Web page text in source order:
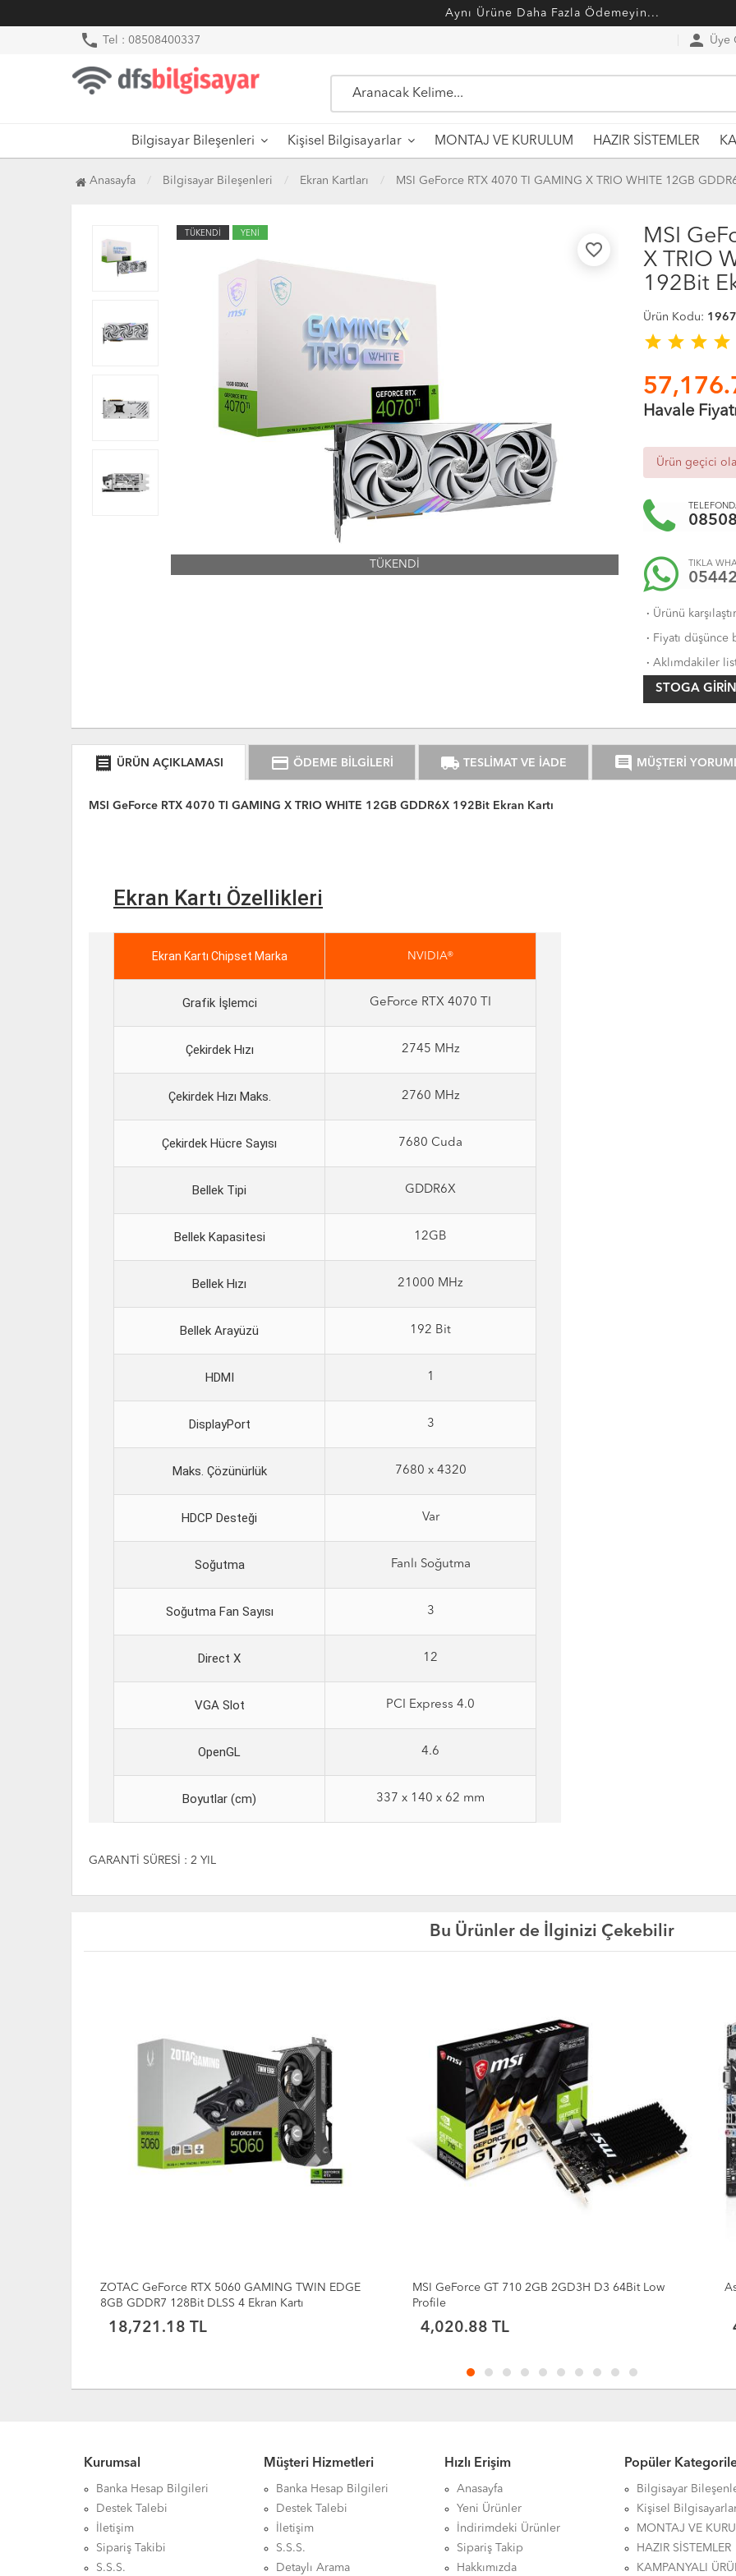
Aynı Ürüne Daha Fazla Ödemeyin...
phone Tel : 08508400337 person Üye
Bilgisayar Bileşenleri Kişisel Bilgisayarlar MONTAJ VE KURULUM HAZIR SİSTEMLER
Anasayfa Bilgisayar Bileşenleri Ekran Kartları MSI GeForce RTX 4070 TI GAMING X TRIO WHITE 12GB
TÜKENDİ YENİ
favorite_border
TÜKENDİ
MSI
X TRIO
192Bit
Ürün Kodu:
star star star star
Havale
Ürün geçici
TIKLA
· Ürünü
· Fiyatı düşünce
· Aklımdakiler
STOGA
receipt ÜRÜN AÇIKLAMASI credit_card ÖDEME BİLGİLERİ local_shipping TESLİMAT VE İADE comment MÜŞTERİ
MSI GeForce RTX 4070 TI GAMING X TRIO WHITE 12GB GDDR6X 192Bit Ekran Kartı
Ekran Kartı Özellikleri
Ekran Kartı Chipset Marka NVIDIA®
Grafik İşlemci GeForce RTX 4070 TI
Çekirdek Hızı 2745 MHz
Çekirdek Hızı Maks. 2760 MHz
Çekirdek Hücre Sayısı 7680 Cuda
Bellek Tipi GDDR6X
Bellek Kapasitesi 12GB
Bellek Hızı 21000 MHz
Bellek Arayüzü 192 Bit
HDMI 1
DisplayPort 3
Maks. Çözünürlük 7680 x 4320
HDCP Desteği Var
Soğutma Fanlı Soğutma
Soğutma Fan Sayısı 3
Direct X 12
VGA Slot PCI Express 4.0
OpenGL 4.6
Boyutlar (cm) 337 x 140 x 62 mm
GARANTİ SÜRESİ : 2 YIL
Bu Ürünler de İlginizi Çekebilir
MSI GeForce GT 710 2GB 2GD3H D3 64Bit Low
Profile
4,020.88 TL
Asus Prime H610M-K D5 1700P Vga Hdmi
4,353.85 TL
Kurumsal
Banka Hesap Bilgileri
Destek Talebi
İletişim
Sipariş Takibi
S.S.S.
Müşteri Hizmetleri
Banka Hesap Bilgileri
Destek Talebi
İletişim
S.S.S.
Detaylı Arama
Hızlı Erişim
Anasayfa
Yeni Ürünler
İndirimdeki Ürünler
Sipariş Takip
Hakkımızda
Popüler
Bilgisayar
Kişisel
MONTAJ VE
HAZIR SİSTEMLER
KAMPANYALI